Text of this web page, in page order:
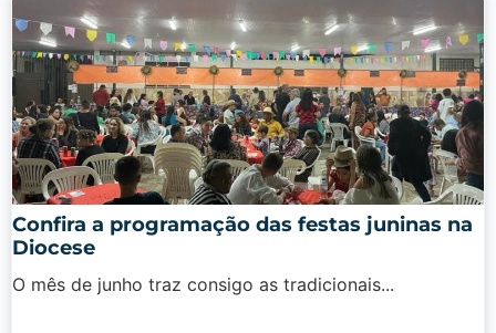
Confira a programação das festas juninas na
Diocese
O mês de junho traz consigo as tradicionais...